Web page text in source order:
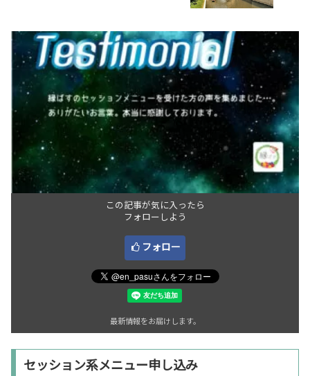
この記事が気に入ったら
フォローしよう
フォロー
最新情報をお届けします。
セッション系メニュー申し込み